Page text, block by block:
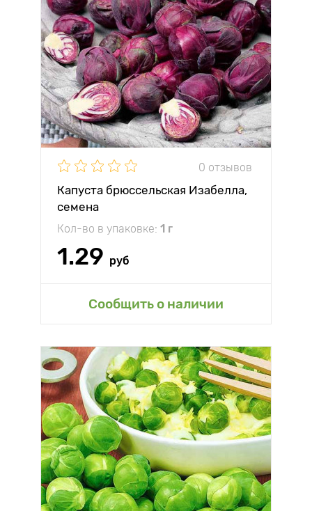
0 отзывов
Капуста брюссельская Изабелла,
семена
Кол-во в упаковке: 1 г
1.29 руб
Сообщить о наличии